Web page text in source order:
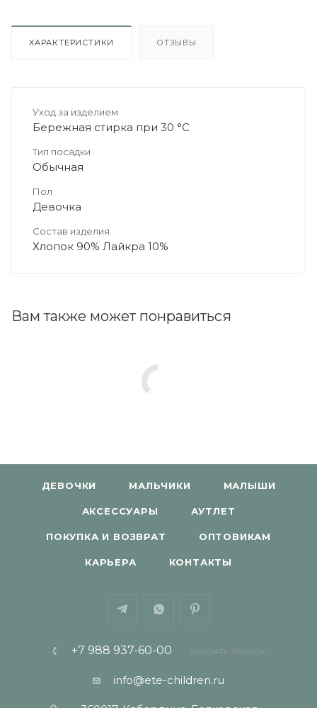
ХАРАКТЕРИСТИКИ ОТЗЫВЫ
Уход за изделием
Бережная стирка при 30 °C
Тип посадки
Обычная
Пол
Девочка
Состав изделия
Хлопок 90% Лайкра 10%
Вам также может понравиться
ДЕВОЧКИ МАЛЬЧИКИ МАЛЫШИ
АКСЕССУАРЫ АУТЛЕТ
ПОКУПКА И ВОЗВРАТ ОПТОВИКАМ
КАРЬЕРА КОНТАКТЫ
+7 988 937-60-00 ЗАКАЗАТЬ ЗВОНОК
info@ete-children.ru